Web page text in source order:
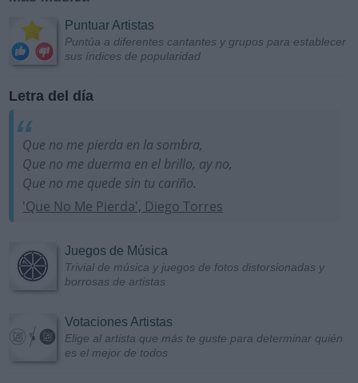
Puntuar Artistas
Puntúa a diferentes cantantes y grupos para establecer
sus índices de popularidad
Letra del día
Que no me pierda en la sombra,
Que no me duerma en el brillo, ay no,
Que no me quede sin tu cariño.
'Que No Me Pierda', Diego Torres
Juegos de Música
Trivial de música y juegos de fotos distorsionadas y
borrosas de artistas
Votaciones Artistas
Elige al artista que más te guste para determinar quién
es el mejor de todos